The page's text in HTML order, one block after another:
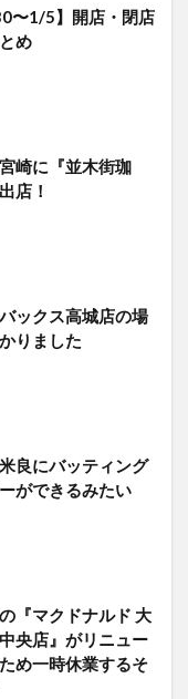
〜1/5】開店・閉店
め
崎に『並木街珈
店！
ックス高城店の場
りました
良にバッティング
ができるみたい
『マクドナルド 大
央店』がリニュー
め一時休業するそ